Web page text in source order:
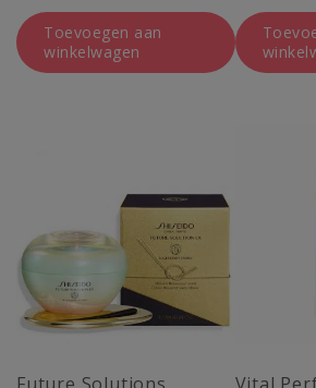
Toevoegen aan
winkelwagen